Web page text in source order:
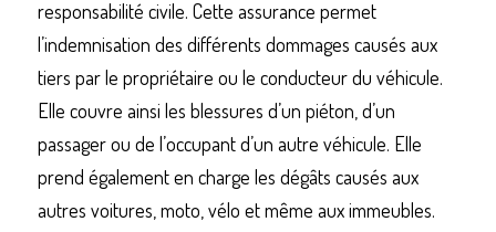
responsabilité civile. Cette assurance permet
l’indemnisation des différents dommages causés aux
tiers par le propriétaire ou le conducteur du véhicule.
Elle couvre ainsi les blessures d’un piéton, d’un
passager ou de l’occupant d’un autre véhicule. Elle
prend également en charge les dégâts causés aux
autres voitures, moto, vélo et même aux immeubles.